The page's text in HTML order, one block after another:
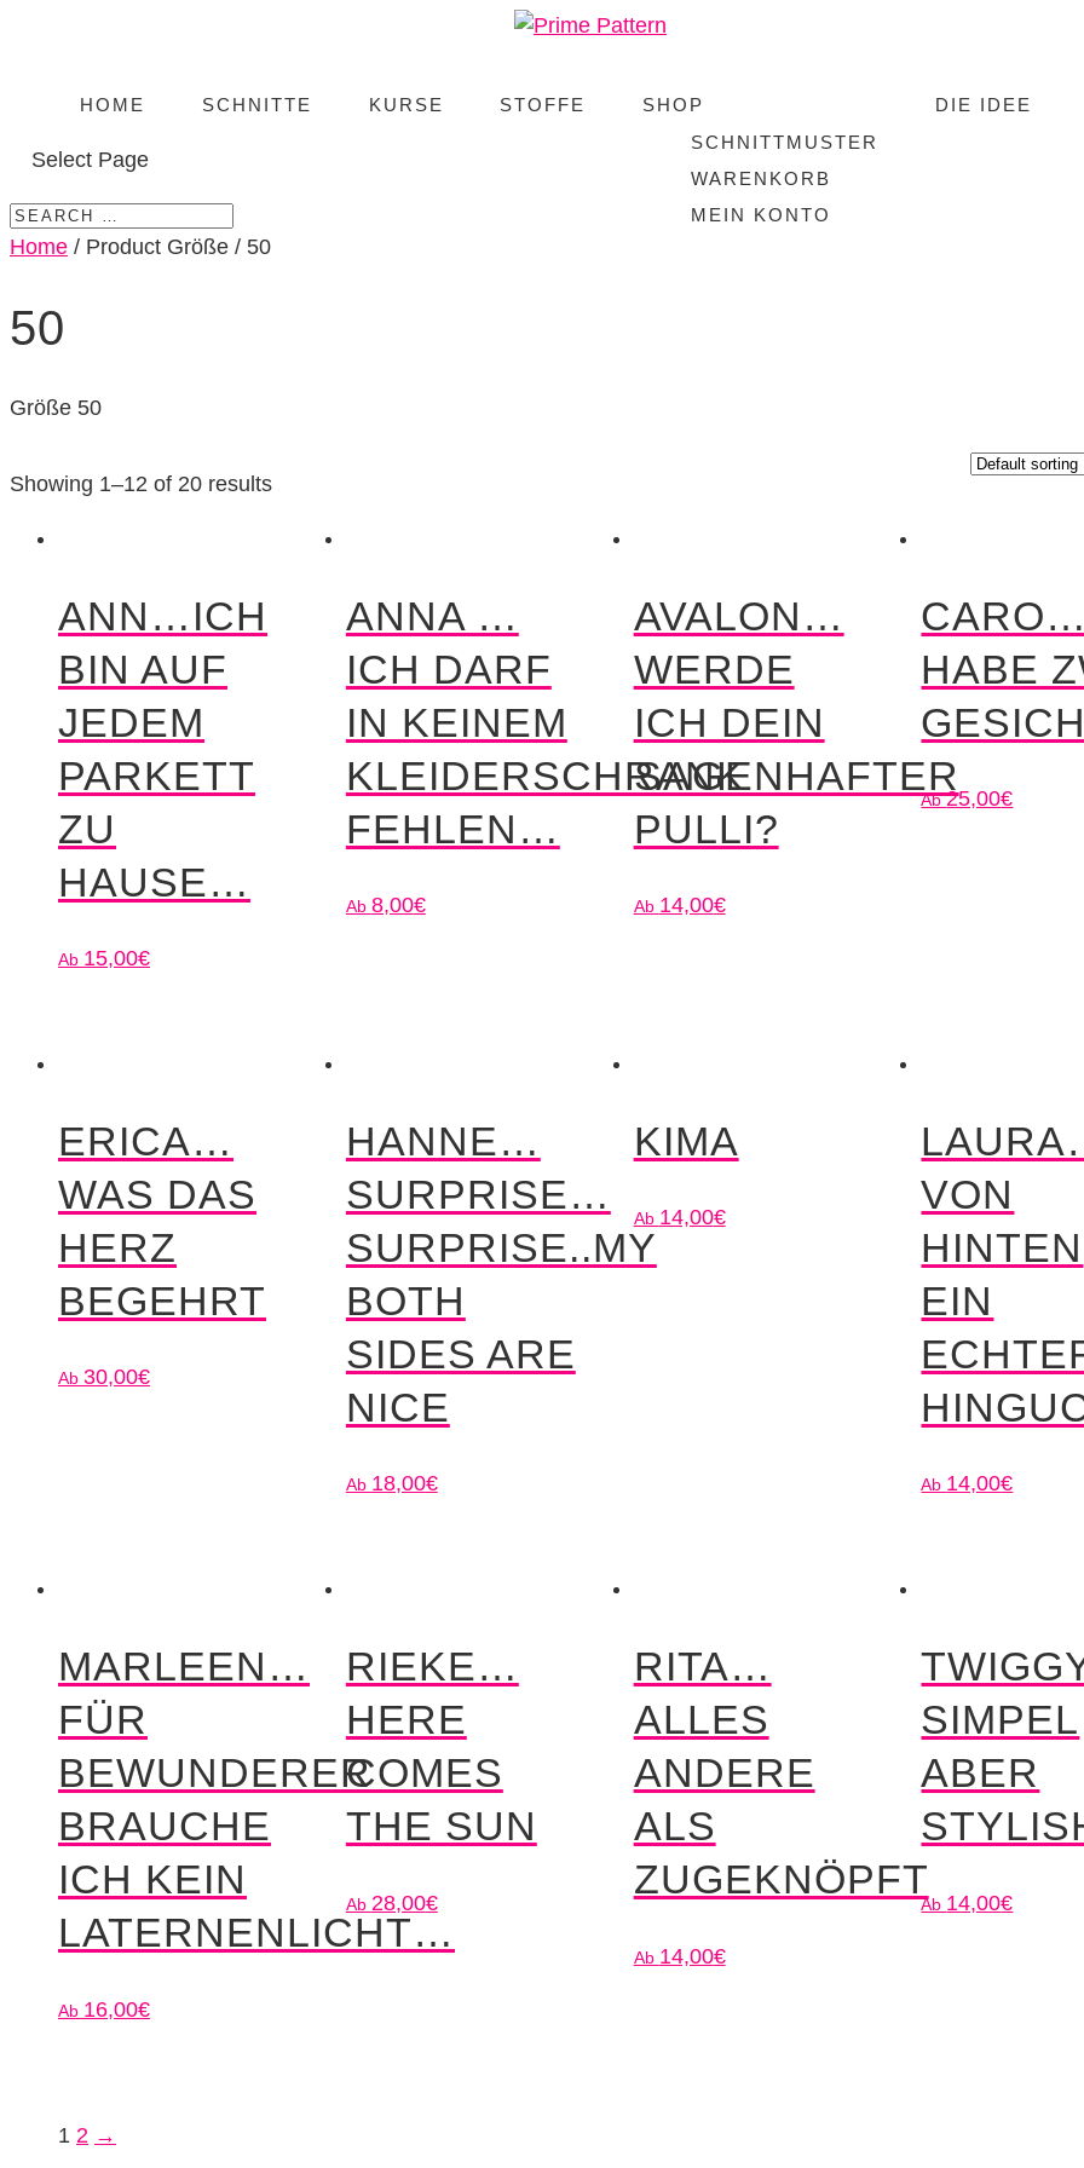
HOME SCHNITTE KURSE STOFFE
SHOP
SCHNITTMUSTER
WARENKORB
MEIN KONTO
DIE IDEE
Select Page
Home / Product Größe / 50
50
Größe 50
Showing 1–12 of 20 results
ANN…ICH
BIN AUF
JEDEM
PARKETT
ZU
HAUSE…
15,00€
ANNA …
ICH DARF
IN KEINEM
KLEIDERSCHRANK
FEHLEN…
8,00€
AVALON…
WERDE
ICH DEIN
SAGENHAFTER
PULLI?
14,00€
HABE
25,00€
ERICA…
WAS DAS
HERZ
BEGEHRT
30,00€
HANNE…
SURPRISE…
SURPRISE..MY
BOTH
SIDES ARE
NICE
18,00€
KIMA
14,00€
VON
HINTEN
EIN
14,00€
MARLEEN…
FÜR
BEWUNDERER
BRAUCHE
ICH KEIN
LATERNENLICHT…
16,00€
RIEKE…
HERE
COMES
THE SUN
28,00€
RITA…
ALLES
ANDERE
ALS
ZUGEKNÖPFT
14,00€
SIMPEL
ABER
14,00€
1 2 →